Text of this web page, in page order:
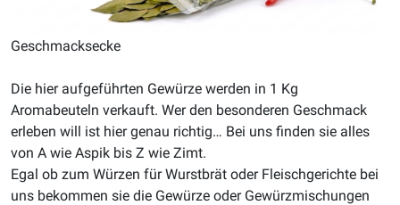
Geschmacksecke
Die hier aufgeführten Gewürze werden in 1 Kg
Aromabeuteln verkauft. Wer den besonderen Geschmack
erleben will ist hier genau richtig… Bei uns finden sie alles
von A wie Aspik bis Z wie Zimt.
Egal ob zum Würzen für Wurstbrät oder Fleischgerichte bei
uns bekommen sie die Gewürze oder Gewürzmischungen